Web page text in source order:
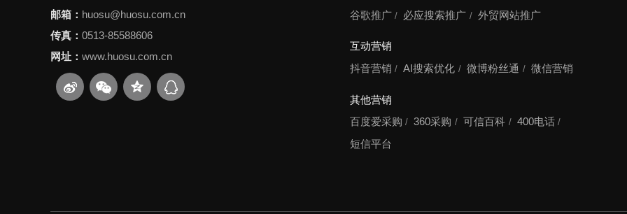
邮箱： huosu@huosu.com.cn
传真： 0513-85588606
网址： www.huosu.com.cn
谷歌推广
必应搜索推广 外贸网站推广
互动营销
抖音营销
AI搜索优化 微博粉丝通 微信营销
其他营销
百度爱采购
360采购 可信百科
400电话
短信平台